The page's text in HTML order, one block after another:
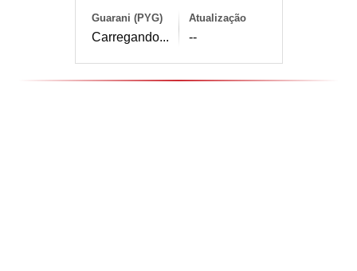
Guarani (PYG)
Carregando...
Atualização
--